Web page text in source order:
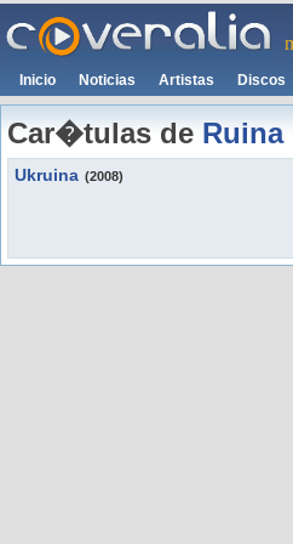
Inicio Noticias Artistas Discos
Car�tulas de Ruina
Ukruina (2008)